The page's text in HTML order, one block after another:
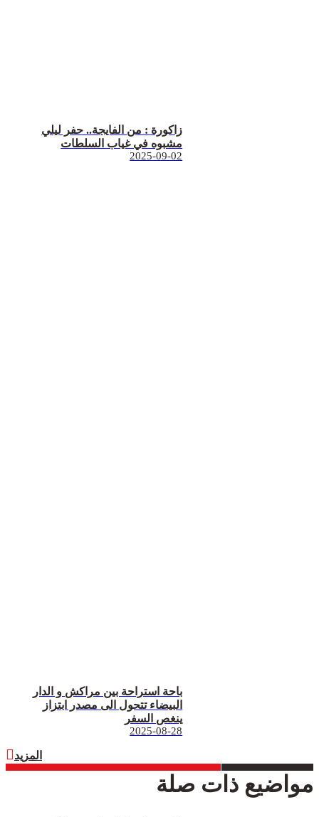
زاكورة : من الفايجة.. حفر ليلي
مشبوه في غياب السلطات
2025-09-02
باحة استراحة بين مراكش و الدار
البيضاء تتحول الى مصدر ابتزاز
ينغص السفر
2025-08-28
المزيد
مواضيع ذات صلة